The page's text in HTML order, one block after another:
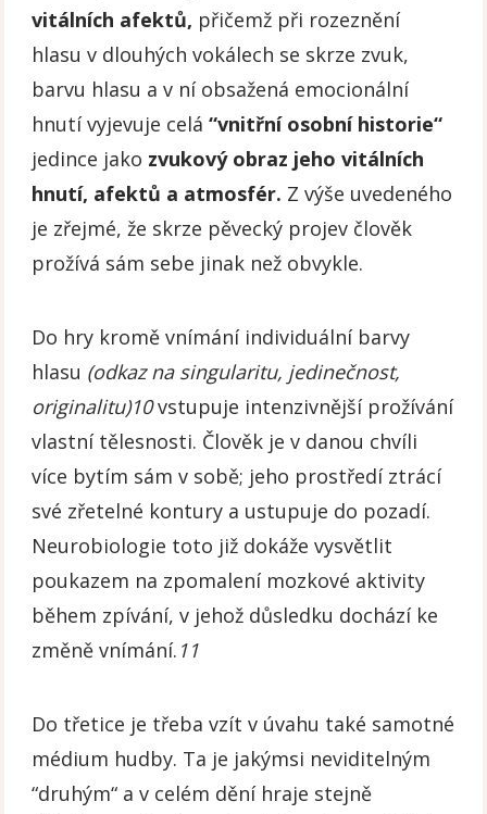
vitálních afektů, přičemž při rozeznění
hlasu v dlouhých vokálech se skrze zvuk,
barvu hlasu a v ní obsažená emocionální
hnutí vyjevuje celá“vnitřní osobní historie“
jedince jako zvukový obraz jeho vitálních
hnutí, afektů a atmosfér. Z výše uvedeného
je zřejmé, že skrze pěvecký projev člověk
prožívá sám sebe jinak než obvykle.
Do hry kromě vnímání individuální barvy
hlasu (odkaz na singularitu, jedinečnost,
originalitu)10vstupuje intenzivnější prožívání
vlastní tělesnosti. Člověk je v danou chvíli
více bytím sám v sobě; jeho prostředí ztrácí
své zřetelné kontury a ustupuje do pozadí.
Neurobiologie toto již dokáže vysvětlit
poukazem na zpomalení mozkové aktivity
během zpívání, v jehož důsledku dochází ke
změně vnímání. 11
Do třetice je třeba vzít v úvahu také samotné
médium hudby. Ta je jakýmsi neviditelným
“druhým“ a v celém dění hraje stejně